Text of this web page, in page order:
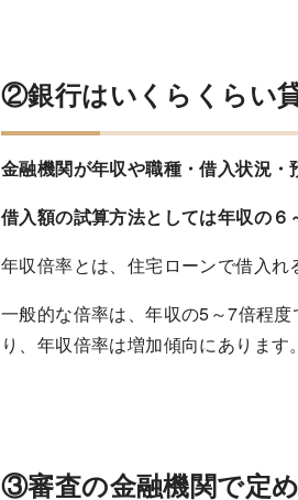
②銀行はいくらくらい
金融機関が年収や職種・借入状況
借入額の試算方法としては年収の
年収倍率とは、住宅ローンで借入れ
一般的な倍率は、年収の5～7倍程
り、年収倍率は増加傾向にあります。
③審査の金融機関で定